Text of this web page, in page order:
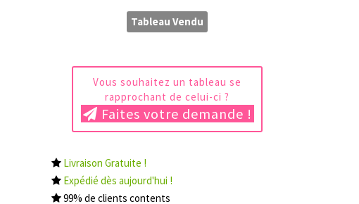
Tableau Vendu
Vous souhaitez un tableau se
rapprochant de celui-ci ?
Faites votre demande !
Livraison Gratuite !
Expédié dès aujourd'hui !
99% de clients contents